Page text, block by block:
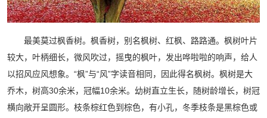
最美莫过枫香树。枫香树，别名枫树、红枫、路路通。枫树叶片
较大，叶柄细长，微风吹过，摇曳的枫叶，发出哗啦啦的响声，给人
以招风应风想象。“枫”与“风”字读音相同，因此得名枫树。枫树是大
乔木，树高30余米，冠幅10余米。幼树直立生长，随树龄增长，树冠
横向敞开呈圆形。枝条棕红色到棕色，有小孔，冬季枝条是黑棕色或